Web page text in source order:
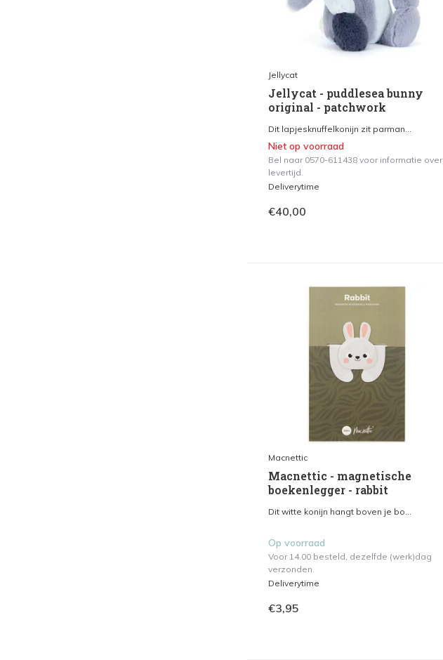
Jellycat
Jellycat - puddlesea bunny
original - patchwork
Dit lapjesknuffelkonijn zit parman...
Niet op voorraad
Bel naar 0570-611438 voor informatie over
levertijd.
Deliverytime
€40,00
Macnettic
Macnettic - magnetische
boekenlegger - rabbit
Dit witte konijn hangt boven je bo...
Op voorraad
Voor 14.00 besteld, dezelfde (werk)dag
verzonden.
Deliverytime
€3,95